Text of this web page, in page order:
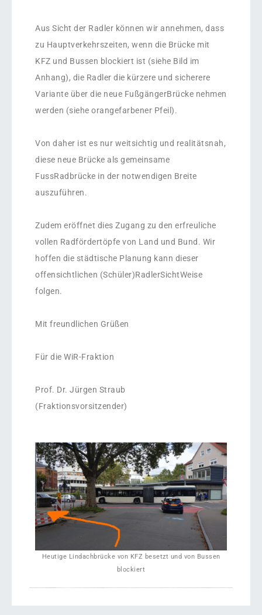
Aus Sicht der Radler können wir annehmen, dass
zu Hauptverkehrszeiten, wenn die Brücke mit
KFZ und Bussen blockiert ist (siehe Bild im
Anhang), die Radler die kürzere und sicherere
Variante über die neue FußgängerBrücke nehmen
werden (siehe orangefarbener Pfeil).
Von daher ist es nur weitsichtig und realitätsnah,
diese neue Brücke als gemeinsame
FussRadbrücke in der notwendigen Breite
auszuführen.
Zudem eröffnet dies Zugang zu den erfreuliche
vollen Radfördertöpfe von Land und Bund. Wir
hoffen die städtische Planung kann dieser
offensichtlichen (Schüler)RadlerSichtWeise
folgen.
Mit freundlichen Grüßen
Für die WiR-Fraktion
Prof. Dr. Jürgen Straub
(Fraktionsvorsitzender)
Heutige Lindachbrücke von KFZ besetzt und von Bussen
blockiert